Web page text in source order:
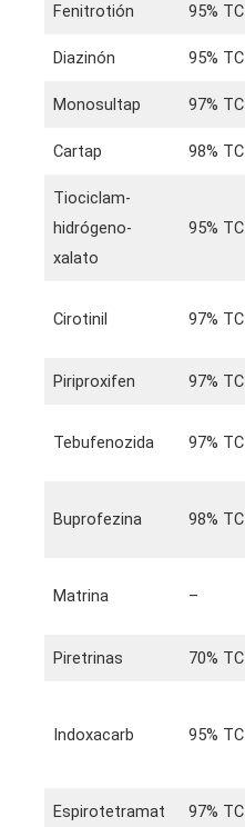
Fenitrotión 95% TC
Diazinón 95% TC
Monosultap 97% TC
Cartap 98% TC
Tiociclam-
hidrógeno-
xalato
95% TC
Cirotinil 97% TC
Piriproxifen 97% TC
Tebufenozida 97% TC
Buprofezina 98% TC
Matrina –
Piretrinas 70% TC
Indoxacarb 95% TC
Espirotetramat 97% TC